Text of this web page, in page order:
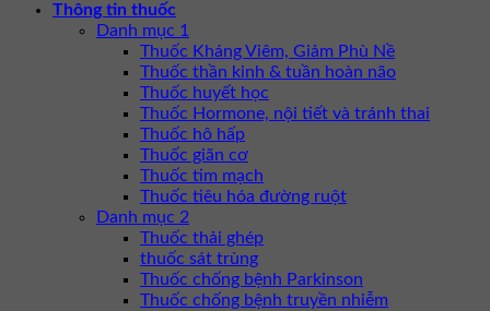
Thông tin thuốc
Danh mục 1
Thuốc Kháng Viêm, Giảm Phù Nề
Thuốc thần kinh & tuần hoàn não
Thuốc huyết học
Thuốc Hormone, nội tiết và tránh thai
Thuốc hô hấp
Thuốc giãn cơ
Thuốc tim mạch
Thuốc tiêu hóa đường ruột
Danh mục 2
Thuốc thải ghép
thuốc sát trùng
Thuốc chống bệnh Parkinson
Thuốc chống bệnh truyền nhiễm